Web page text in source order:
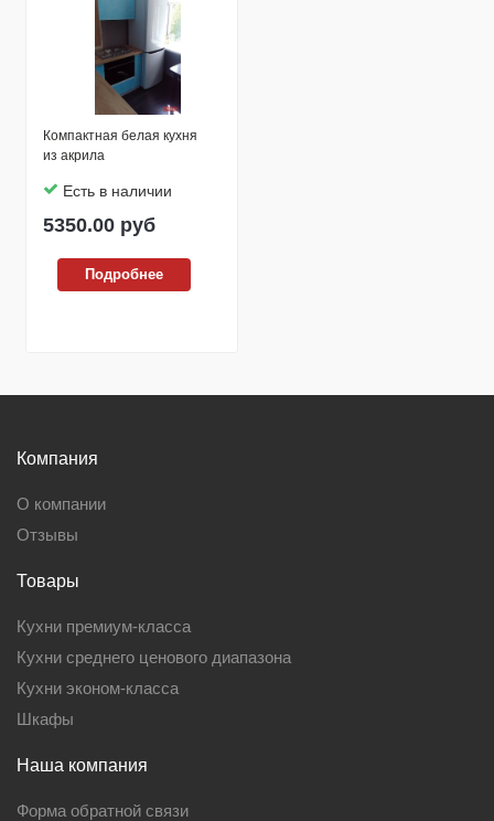
Компактная белая кухня
из акрила
Есть в наличии
5350.00 руб
Подробнее
Компания
О компании
Отзывы
Товары
Кухни премиум-класса
Кухни среднего ценового диапазона
Кухни эконом-класса
Шкафы
Наша компания
Форма обратной связи